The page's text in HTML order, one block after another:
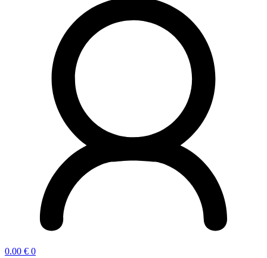
0.00 € 0